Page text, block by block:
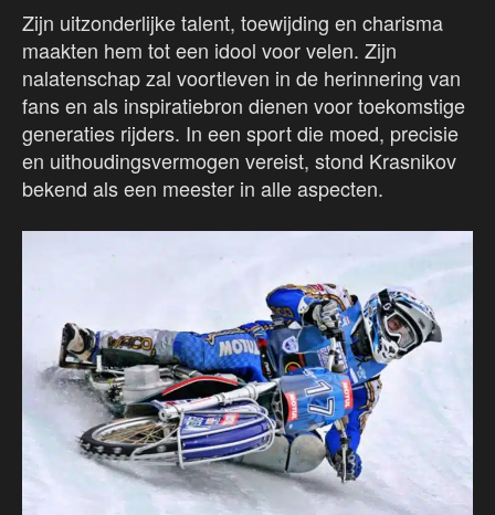
Zijn uitzonderlijke talent, toewijding en charisma
maakten hem tot een idool voor velen. Zijn
nalatenschap zal voortleven in de herinnering van
fans en als inspiratiebron dienen voor toekomstige
generaties rijders. In een sport die moed, precisie
en uithoudingsvermogen vereist, stond Krasnikov
bekend als een meester in alle aspecten.